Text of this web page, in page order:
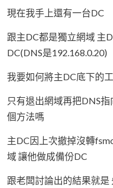
現在我手上還有一台DC
跟主DC都是獨立網域 主
DC(DNS是192.168.0.20)
我要如何將主DC底下的
只有退出網域再把DNS
個方法嗎
主DC因上次撤掉沒轉
域 讓他做成備份DC
跟老闆討論出的結果就